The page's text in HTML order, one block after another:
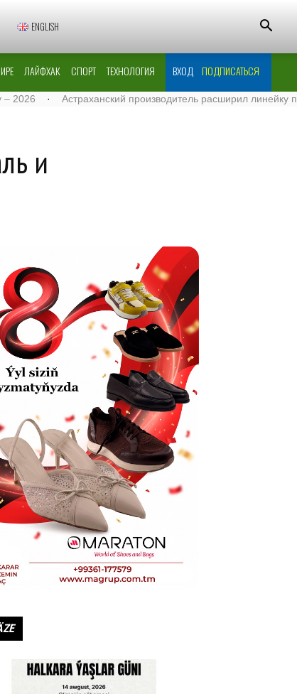
ENGLISH
ЛАЙФХАК СПОРТ ТЕХНОЛОГИЯ ВХОД ПОДПИСАТЬСЯ
· Астраханский производитель расширил линейку поставок
и